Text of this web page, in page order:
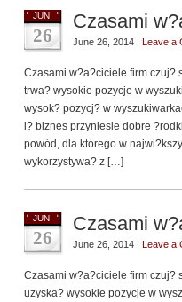
JUN
26
Czasami
June 26, 2014 | Leave a
Czasami w?a?ciciele firm czuj?
trwa? wysokie pozycje w
wysok? pozycj? w
i? biznes przyniesie dobre
powód, dla którego w
wykorzystywa? z […]
JUN
26
Czasami
June 26, 2014 | Leave a
Czasami w?a?ciciele firm czuj?
uzyska? wysokie pozycje w